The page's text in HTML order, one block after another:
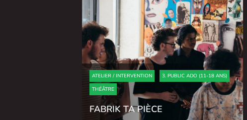
ATELIER / INTERVENTION
3. PUBLIC ADO (11-18 ANS)
THÉÂTRE
FABRIK TA PIÈCE